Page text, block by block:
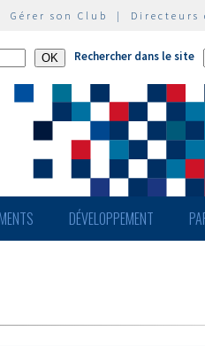
Gérer son Club | Directeurs
Rechercher dans le site
DÉVELOPPEMENT